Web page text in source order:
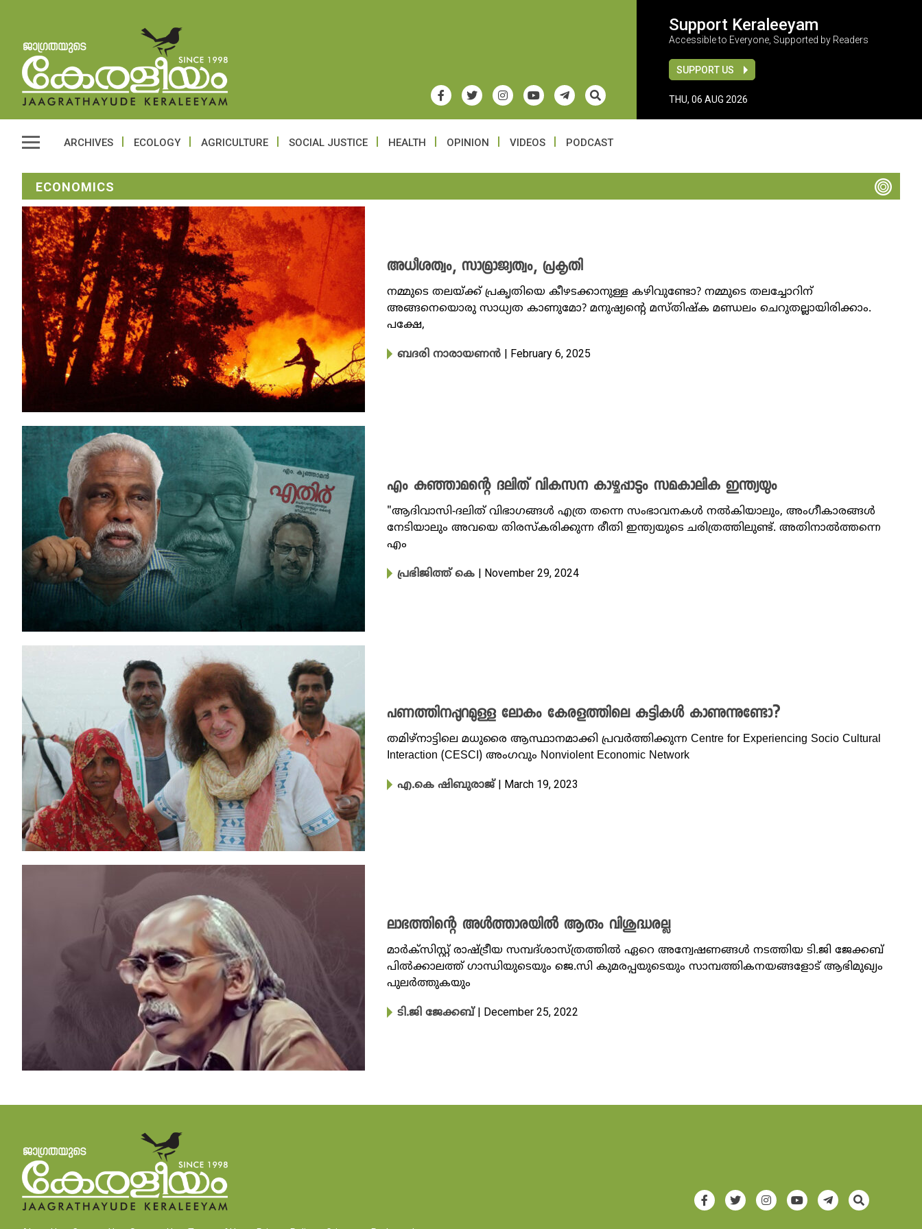
Support Keraleeyam
Accessible to Everyone, Supported by Readers
SUPPORT US
THU, 06 AUG 2026
ARCHIVES ECOLOGY AGRICULTURE SOCIAL JUSTICE HEALTH OPINION VIDEOS PODCAST
ECONOMICS
അധീശത്വം, സാമ്രാജ്യത്വം, പ്രകൃതി
നമ്മുടെ തലയ്ക്ക് പ്രകൃതിയെ കീഴടക്കാനുള്ള കഴിവുണ്ടോ? നമ്മുടെ തലച്ചോറിന്
അങ്ങനെയൊരു സാധ്യത കാണുമോ? മനുഷ്യന്റെ മസ്തിഷ്ക മണ്ഡലം ചെറുതല്ലായിരിക്കാം.
പക്ഷേ,
ബദരി നാരായണൻ | February 6, 2025
എം കുഞ്ഞാമന്റെ ദലിത് വികസന കാഴ്ചപ്പാടും സമകാലിക ഇന്ത്യയും
"ആദിവാസി-ദലിത് വിഭാഗങ്ങൾ എത്ര തന്നെ സംഭാവനകൾ നൽകിയാലും, അംഗീകാരങ്ങൾ
നേടിയാലും അവയെ തിരസ്കരിക്കുന്ന രീതി ഇന്ത്യയുടെ ചരിത്രത്തിലുണ്ട്. അതിനാൽത്തന്നെ
എം
പ്രഭിജിത്ത് കെ | November 29, 2024
പണത്തിനപ്പുറമുള്ള ലോകം കേരളത്തിലെ കുട്ടികള്‍ കാണുന്നുണ്ടോ?
തമിഴ്നാട്ടിലെ മധുരൈ ആസ്ഥാനമാക്കി പ്രവർത്തിക്കുന്ന Centre for Experiencing Socio Cultural
Interaction (CESCI) അംഗവും Nonviolent Economic Network
എ.കെ ഷിബുരാജ് | March 19, 2023
ലാഭത്തിന്റെ അൾത്താരയിൽ ആരും വിശുദ്ധരല്ല
മാർക്സിസ്റ്റ് രാഷ്ട്രീയ സമ്പദ്ശാസ്ത്രത്തിൽ ഏറെ അന്വേഷണങ്ങൾ നടത്തിയ ടി.ജി ജേക്കബ്
പിൽക്കാലത്ത്​ ​ഗാന്ധിയുടെയും ജെ.സി കുമരപ്പയുടെയും സാമ്പത്തികനയങ്ങളോട് ആഭിമുഖ്യം
പുലർത്തുകയും
ടി.ജി ജേക്കബ് | December 25, 2022